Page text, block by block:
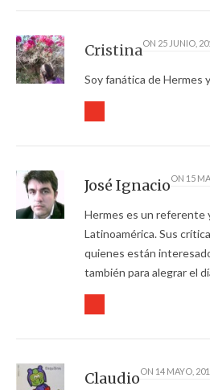
CristinaON 25 JUNIO,
Soy fanática de Hermes
José IgnacioON 15
Hermes es un referente
Latinoamérica. Sus
quienes están
también para alegrar el
ClaudioON 14 MAYO,